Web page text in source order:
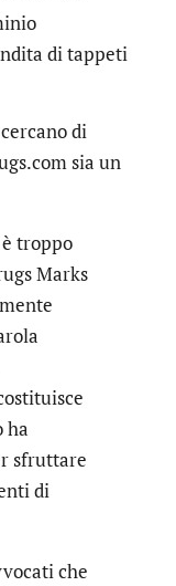
di tappeti
di
sia un
troppo
Marks
ha
sfruttare
di
che